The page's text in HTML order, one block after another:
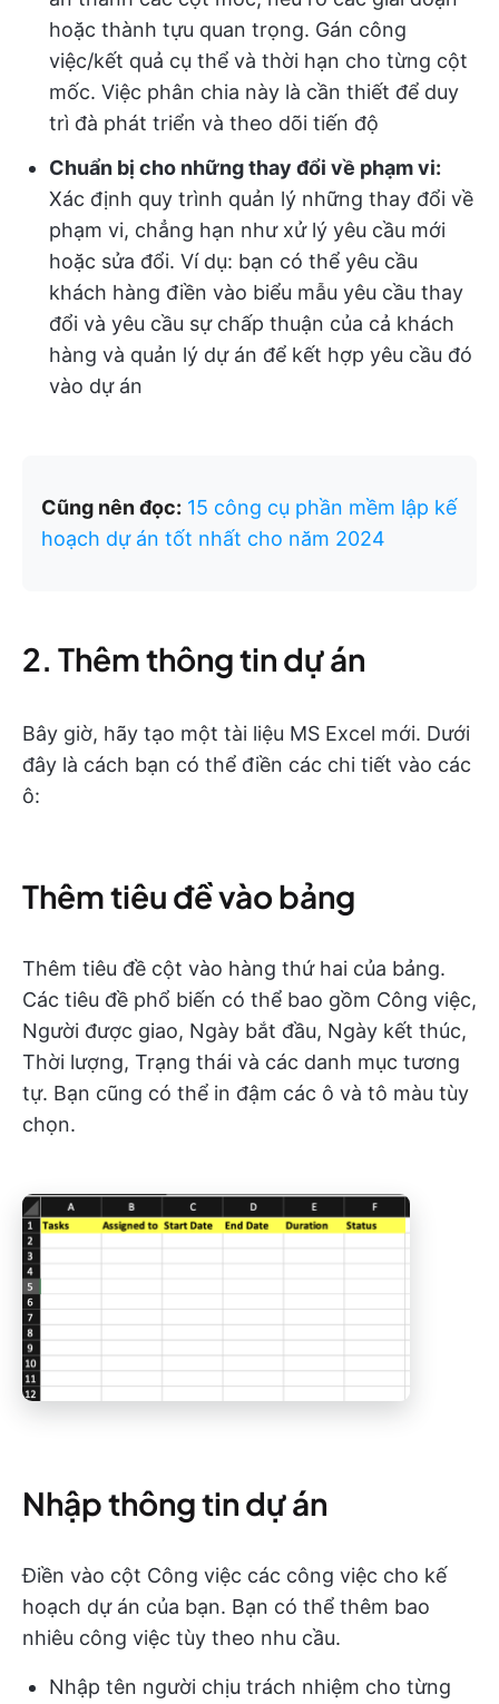
hoặc thành tựu quan trọng. Gán công
việc/kết quả cụ thể và thời hạn cho từng cột
mốc. Việc phân chia này là cần thiết để duy
trì đà phát triển và theo dõi tiến độ
Chuẩn bị cho những thay đổi về phạm vi:
Xác định quy trình quản lý những thay đổi về
phạm vi, chẳng hạn như xử lý yêu cầu mới
hoặc sửa đổi. Ví dụ: bạn có thể yêu cầu
khách hàng điền vào biểu mẫu yêu cầu thay
đổi và yêu cầu sự chấp thuận của cả khách
hàng và quản lý dự án để kết hợp yêu cầu đó
vào dự án
Cũng nên đọc: 15 công cụ phần mềm lập kế
hoạch dự án tốt nhất cho năm 2024
2. Thêm thông tin dự án
Bây giờ, hãy tạo một tài liệu MS Excel mới. Dưới
đây là cách bạn có thể điền các chi tiết vào các
ô:
Thêm tiêu đề vào bảng
Thêm tiêu đề cột vào hàng thứ hai của bảng.
Các tiêu đề phổ biến có thể bao gồm Công việc,
Người được giao, Ngày bắt đầu, Ngày kết thúc,
Thời lượng, Trạng thái và các danh mục tương
tự. Bạn cũng có thể in đậm các ô và tô màu tùy
chọn.
Nhập thông tin dự án
Điền vào cột Công việc các công việc cho kế
hoạch dự án của bạn. Bạn có thể thêm bao
nhiêu công việc tùy theo nhu cầu.
Nhập tên người chịu trách nhiệm cho từng